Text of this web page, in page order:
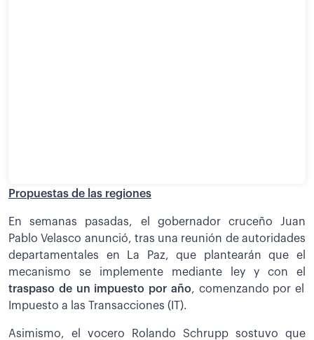
Propuestas de las regiones
En semanas pasadas, el gobernador cruceño Juan
Pablo Velasco anunció, tras una reunión de autoridades
departamentales en La Paz, que plantearán que el
mecanismo se implemente mediante ley y con el
traspaso de un impuesto por año, comenzando por el
Impuesto a las Transacciones (IT).
Asimismo, el vocero Rolando Schrupp sostuvo que